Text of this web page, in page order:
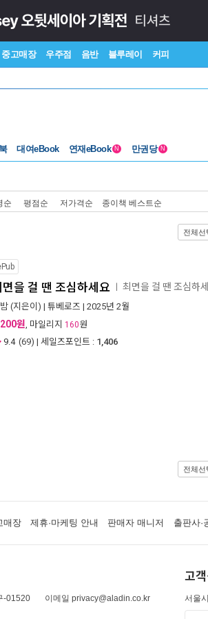
중고매장 우주점 음반 블루레이 커피
대여eBook 연재eBook N 만권당 N
순 평점순 저가격순 종이책 베스트순
전체선
면을 걸 땐 조심하세요 최면을 걸 땐 조심하
(지은이) | 튜베로즈 | 2025년 2월
원, 마일리지 160원
9.4 (69) | 세일즈포인트 : 1,406
전체선
매장 제휴·마케팅 안내 판매자 매니저 출판사·
-01520
이메일 privacy@aladin.co.kr
고
서울